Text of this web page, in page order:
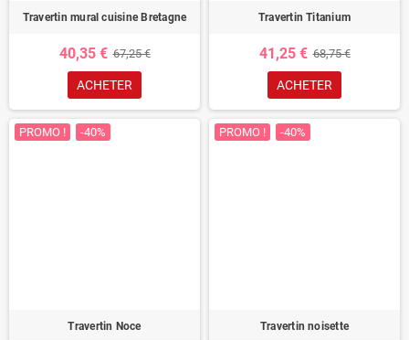
Travertin mural cuisine Bretagne
40,35 € 67,25 €
ACHETER
Travertin Titanium
41,25 € 68,75 €
ACHETER
PROMO ! -40%
Travertin Noce
PROMO ! -40%
Travertin noisette